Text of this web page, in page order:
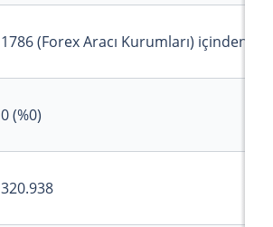
1786 (Forex Aracı Kurumları) içinden 68
0 (%0)
320.938